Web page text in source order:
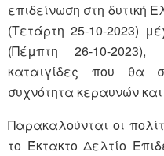
επιδείνωση στη δυτική
(Τετάρτη 25-10-2023)
(Πέμπτη 26-10-
καταιγίδες που θα
συχνότητα κεραυνών
Παρακαλούνται οι
το Έκτακτο Δελτίο